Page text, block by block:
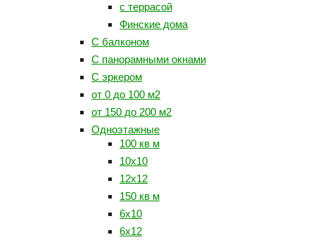
с террасой
Финские дома
С балконом
С панорамными окнами
С эркером
от 0 до 100 м2
от 150 до 200 м2
Одноэтажные
100 кв м
10x10
12x12
150 кв м
6x10
6x12